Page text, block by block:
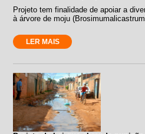
Projeto tem finalidade de apoiar a
à árvore de moju
LER MAIS